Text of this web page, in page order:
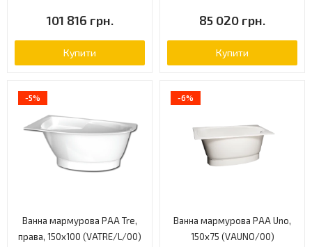
101 816 грн.
Купити
85 020 грн.
Купити
-5%
Ванна мармурова PAA Tre,
права, 150x100 (VATRE/L/00)
-6%
Ванна мармурова PAA Uno,
150x75 (VAUNO/00)